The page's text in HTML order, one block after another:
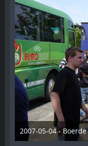
28. Dezember